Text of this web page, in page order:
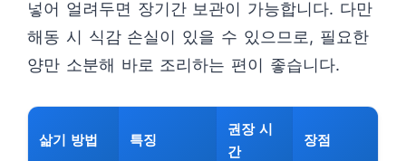
넣어 얼려두면 장기간 보관이 가능합니다. 다만
해동 시 식감 손실이 있을 수 있으므로, 필요한
양만 소분해 바로 조리하는 편이 좋습니다.
삶기 방법 특징
권장 시
간
장점